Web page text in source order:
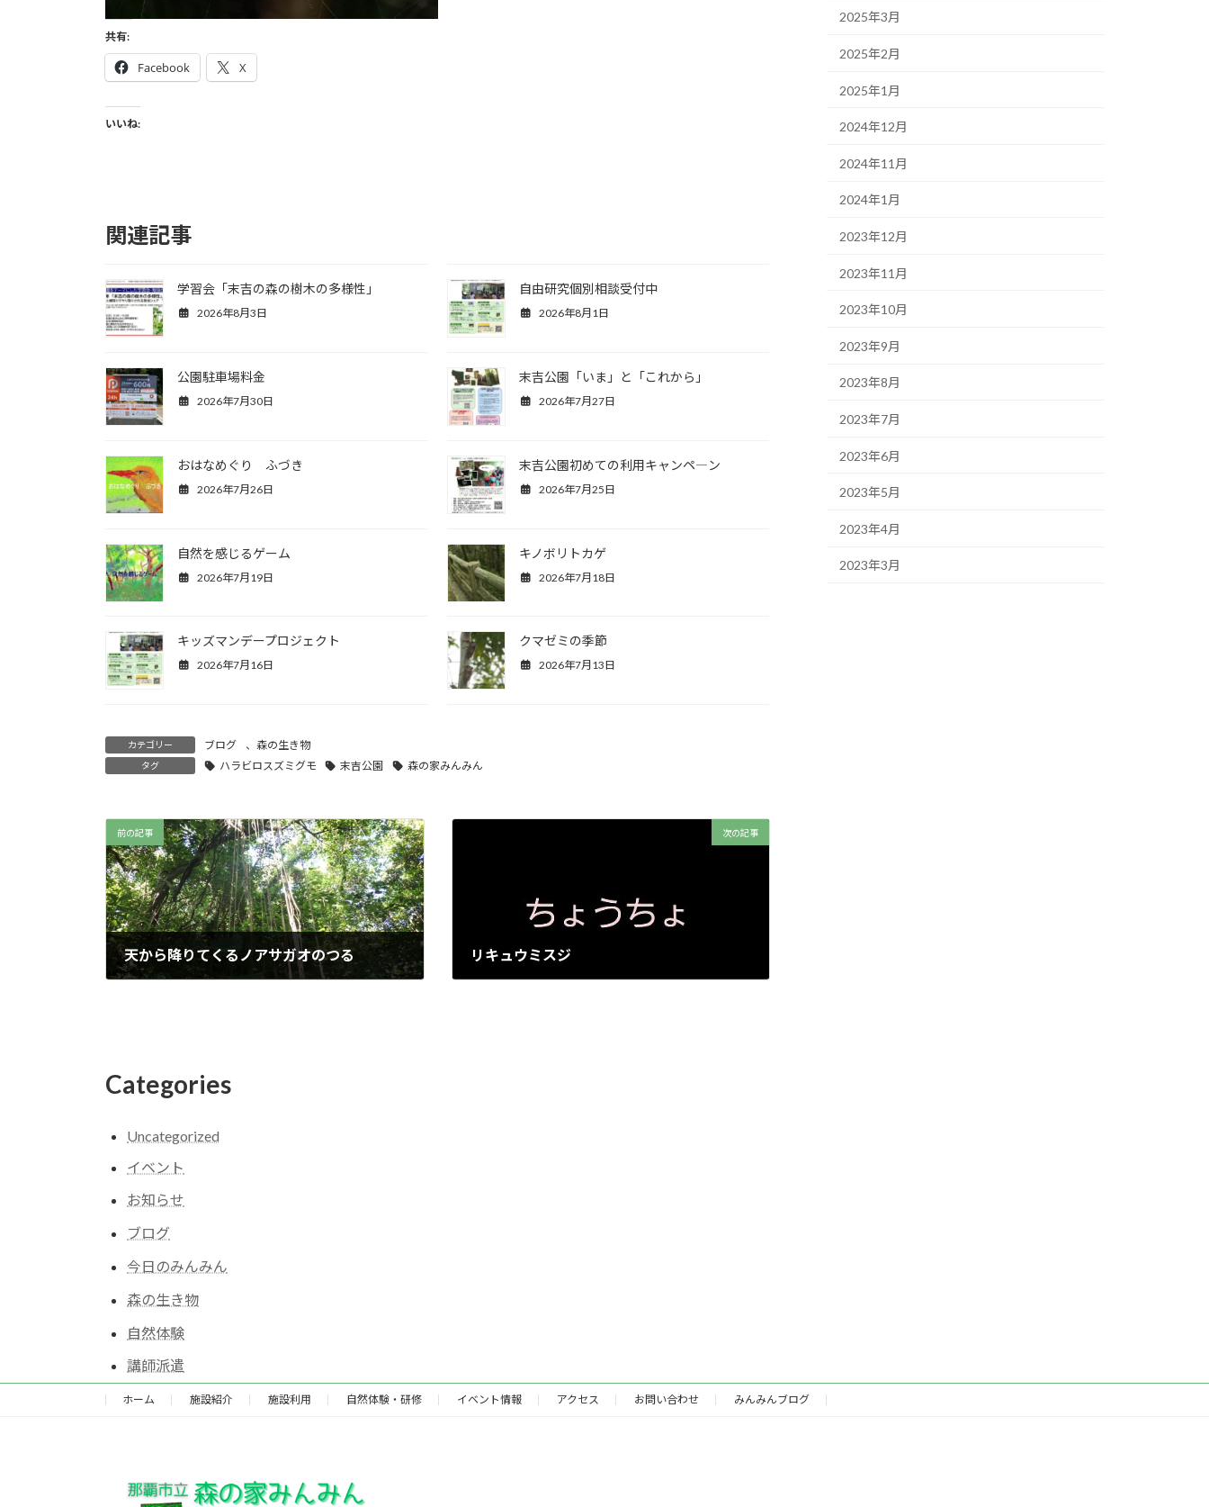
共有:
Facebook X
いいね:
関連記事
学習会「末吉の森の樹木の多様性」
2026年8月3日
自由研究個別相談受付中
2026年8月1日
公園駐車場料金
2026年7月30日
末吉公園「いま」と「これから」
2026年7月27日
おはなめぐり ふづき
2026年7月26日
末吉公園初めての利用キャンペ―ン
2026年7月25日
自然を感じるゲーム
2026年7月19日
キノボリトカゲ
2026年7月18日
キッズマンデープロジェクト
2026年7月16日
クマゼミの季節
2026年7月13日
カテゴリー ブログ 、 森の生き物
タグ ハラビロスズミグモ 末吉公園 森の家みんみん
前の記事
天から降りてくるノアサガオのつる
次の記事
リキュウミスジ
2025年3月
2025年2月
2025年1月
2024年12月
2024年11月
2024年1月
2023年12月
2023年11月
2023年10月
2023年9月
2023年8月
2023年7月
2023年6月
2023年5月
2023年4月
2023年3月
Categories
Uncategorized
イベント
お知らせ
ブログ
今日のみんみん
森の生き物
自然体験
講師派遣
ホーム 施設紹介 施設利用 自然体験・研修 イベント情報 アクセス お問い合わせ みんみんブログ